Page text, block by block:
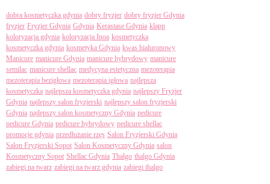
dobra kosmetyczka gdynia dobry fryzjer dobry fryzjer Gdynia
fryzjer Fryzjer Gdynia Gdynia Kerastase Gdynia klapp
koloryzacja gdynia koloryzacja Inoa kosmetyczka
kosmetyczka gdynia kosmetyka Gdynia kwas hialuronowy
Manicure manicure Gdynia manicure hybrydowy manicure
semilac manicure shellac medycyna estetyczna mezoterapia
mezoterapia bezigłowa mezoterapia igłowa najlepsza
kosmetyczka najlepsza kosmetyczka gdynia najlepszy Fryzjer
Gdynia najlepszy salon fryzjerski najlepszy salon fryzjerski
Gdynia najlepszy salon kosmetyczny Gdynia pedicure
pedicure Gdynia pedicure hybrydowy pedicure shellac
promocje gdynia przedłużanie rzęs Salon Fryzjerski Gdynia
Salon Fryzjerski Sopot Salon Kosmetyczny Gdynia salon
Kosmetyczny Sopot Shellac Gdynia Thalgo thalgo Gdynia
zabiegi na twarz zabiegi na twarz gdynia zabiegi thalgo